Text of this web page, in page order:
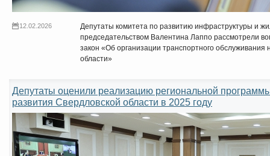
12.02.2026
Депутаты комитета по развитию инфраструктуры и
председательством Валентина Лаппо рассмотрели
закон «Об организации транспортного
области»
Депутаты оценили реализацию региональной
развития Свердловской области в 2025 году